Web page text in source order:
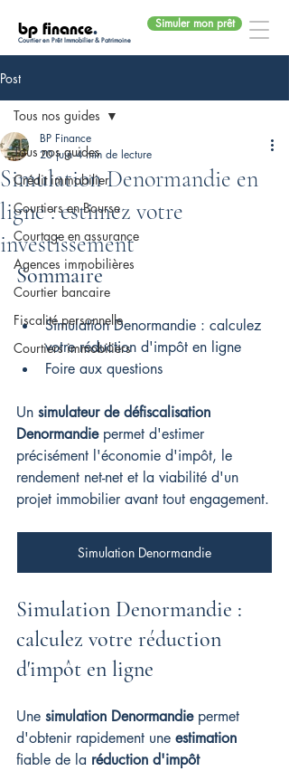
bp finance.
Courtier en Prêt Immobilier & Patrimoine
Simuler mon prêt
Post
Tous nos guides
Crédit immobilier
Courtiers en Bourse
Courtage en assurance
Agences immobilières
Courtier bancaire
Fiscalité personnelle
Courtiers immobiliers
Tous nos guides
Simulation Denormandie en
ligne : estimez votre
investissement
BP Finance
20 juin 4 min de lecture
Sommaire
Simulation Denormandie : calculez
votre réduction d'impôt en ligne
Foire aux questions
Un simulateur de défiscalisation
Denormandie permet d'estimer
précisément l'économie d'impôt, le
rendement net-net et la viabilité d'un
projet immobilier avant tout engagement.
Simulation Denormandie
Simulation Denormandie :
calculez votre réduction
d'impôt en ligne
Une simulation Denormandie permet
d'obtenir rapidement une estimation
fiable de la réduction d'impôt